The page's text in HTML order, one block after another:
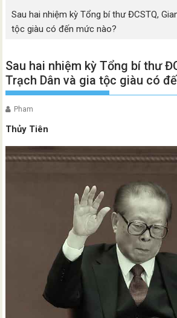
Sau hai nhiệm kỳ Tổng bí thư ĐCSTQ,
tộc giàu có đến mức nào?
Sau hai nhiệm kỳ Tổng bí thư
Trạch Dân và gia tộc giàu có
Pham
Thủy Tiên